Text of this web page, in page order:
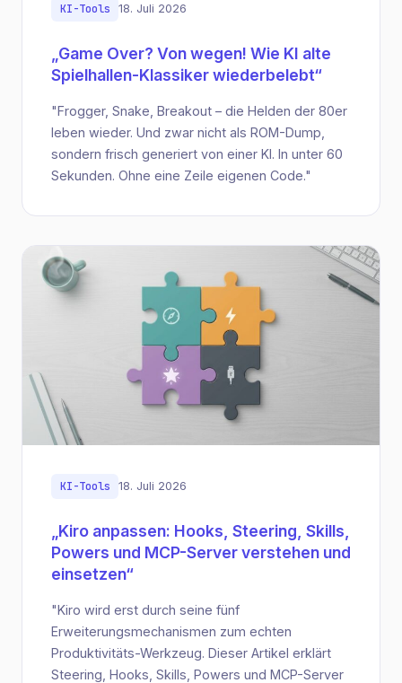
KI-Tools 18. Juli 2026
„Game Over? Von wegen! Wie KI alte
Spielhallen-Klassiker wiederbelebt“
"Frogger, Snake, Breakout – die Helden der 80er
leben wieder. Und zwar nicht als ROM-Dump,
sondern frisch generiert von einer KI. In unter 60
Sekunden. Ohne eine Zeile eigenen Code."
KI-Tools 18. Juli 2026
„Kiro anpassen: Hooks, Steering, Skills,
Powers und MCP-Server verstehen und
einsetzen“
"Kiro wird erst durch seine fünf
Erweiterungsmechanismen zum echten
Produktivitäts-Werkzeug. Dieser Artikel erklärt
Steering, Hooks, Skills, Powers und MCP-Server